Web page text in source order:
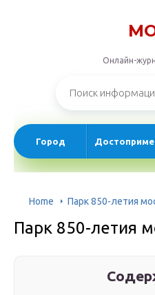
Онлайн-
Город
Home Парк 850-летия
Парк 850-летия